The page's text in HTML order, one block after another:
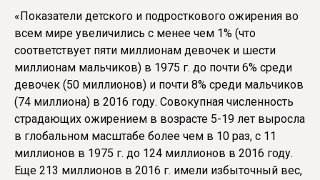
«Показатели детского и подросткового ожирения во
всем мире увеличились с менее чем 1% (что
соответствует пяти миллионам девочек и шести
миллионам мальчиков) в 1975 г. до почти 6% среди
девочек (50 миллионов) и почти 8% среди мальчиков
(74 миллиона) в 2016 году. Совокупная численность
страдающих ожирением в возрасте 5-19 лет выросла
в глобальном масштабе более чем в 10 раз, с 11
миллионов в 1975 г. до 124 миллионов в 2016 году.
Еще 213 миллионов в 2016 г. имели избыточный вес,